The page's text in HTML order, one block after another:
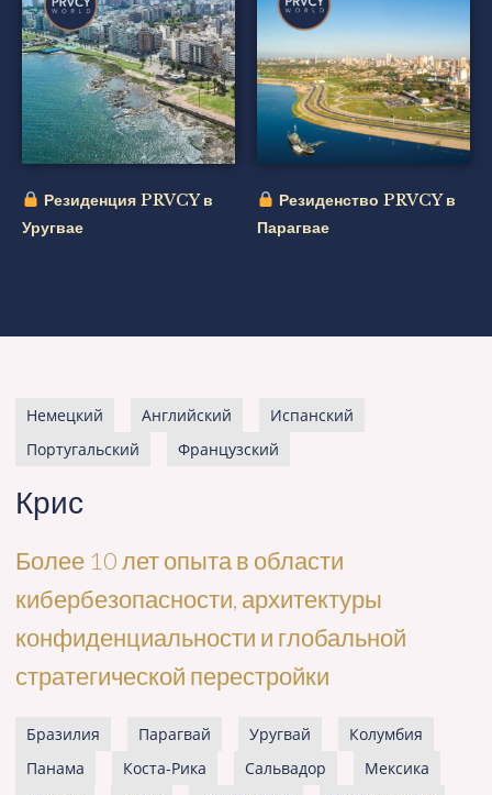
Резиденция PRVCY в
Уругвае
Резиденство PRVCY в
Парагвае
Немецкий Английский
Испанский
Португальский
Французский
Крис
Более 10 лет опыта в области
кибербезопасности, архитектуры
конфиденциальности и глобальной
стратегической перестройки
Бразилия Парагвай Уругвай
Колумбия
Панама
Коста-Рика Сальвадор
Мексика